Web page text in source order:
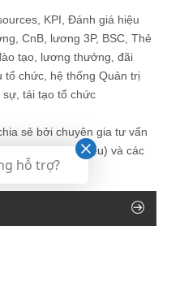
KPI, Đánh giá hiệu
CnB, lương 3P, BSC, Thẻ
tạo, lương thưởng, đãi
tổ chức, hệ thống Quản trị
tái tạo tổ chức
sẻ bởi chuyên gia tư vấn
Cường (giới thiệu) và các
Nhân sự.
hỗ trợ?